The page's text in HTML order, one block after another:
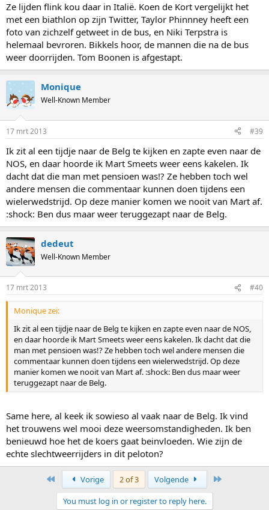
Ze lijden flink kou daar in Italië. Koen de Kort vergelijkt het
met een biathlon op zijn Twitter, Taylor Phinnney heeft een
foto van zichzelf getweet in de bus, en Niki Terpstra is
helemaal bevroren. Bikkels hoor, de mannen die na de bus
weer doorrijden. Tom Boonen is afgestapt.
Monique
Well-Known Member
17 mrt 2013 #39
Ik zit al een tijdje naar de Belg te kijken en zapte even naar de
NOS, en daar hoorde ik Mart Smeets weer eens kakelen. Ik
dacht dat die man met pensioen was!? Ze hebben toch wel
andere mensen die commentaar kunnen doen tijdens een
wielerwedstrijd. Op deze manier komen we nooit van Mart af.
:shock: Ben dus maar weer teruggezapt naar de Belg.
dedeut
Well-Known Member
17 mrt 2013 #40
Monique zei:
Ik zit al een tijdje naar de Belg te kijken en zapte even naar de NOS,
en daar hoorde ik Mart Smeets weer eens kakelen. Ik dacht dat die
man met pensioen was!? Ze hebben toch wel andere mensen die
commentaar kunnen doen tijdens een wielerwedstrijd. Op deze
manier komen we nooit van Mart af. :shock: Ben dus maar weer
teruggezapt naar de Belg.
Same here, al keek ik sowieso al vaak naar de Belg. Ik vind
het trouwens wel mooi deze weersomstandigheden. Ik ben
benieuwd hoe het de koers gaat beinvloeden. Wie zijn de
echte slechtweerrijders in dit peloton?
Vorige 2 of 3 Volgende
You must log in or register to reply here.